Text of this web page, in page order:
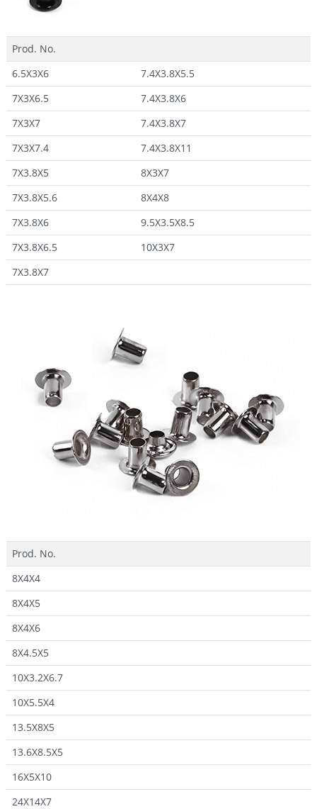
Prod. No.
6.5X3X6
7.4X3.8X5.5
7X3X6.5
7.4X3.8X6
7X3X7
7.4X3.8X7
7X3X7.4
7.4X3.8X11
7X3.8X5
8X3X7
7X3.8X5.6
8X4X8
7X3.8X6
9.5X3.5X8.5
7X3.8X6.5
10X3X7
7X3.8X7
Prod. No.
8X4X4
8X4X5
8X4X6
8X4.5X5
10X3.2X6.7
10X5.5X4
13.5X8X5
13.6X8.5X5
16X5X10
24X14X7